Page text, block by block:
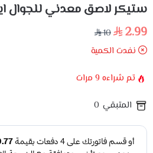
ستيكر لاصق معدني للجوال
2.99
10
نفدت الكمية
تم شراءه 9 مرات
المتبقي 0